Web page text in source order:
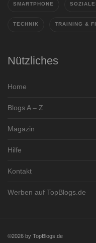
SMARTPHONE
TECHNIK TRAINING &
Nützliches
Home
Blogs A – Z
Magazin
Hilfe
Kontakt
Werben auf TopBlogs.de
©2026 by TopBlogs.de